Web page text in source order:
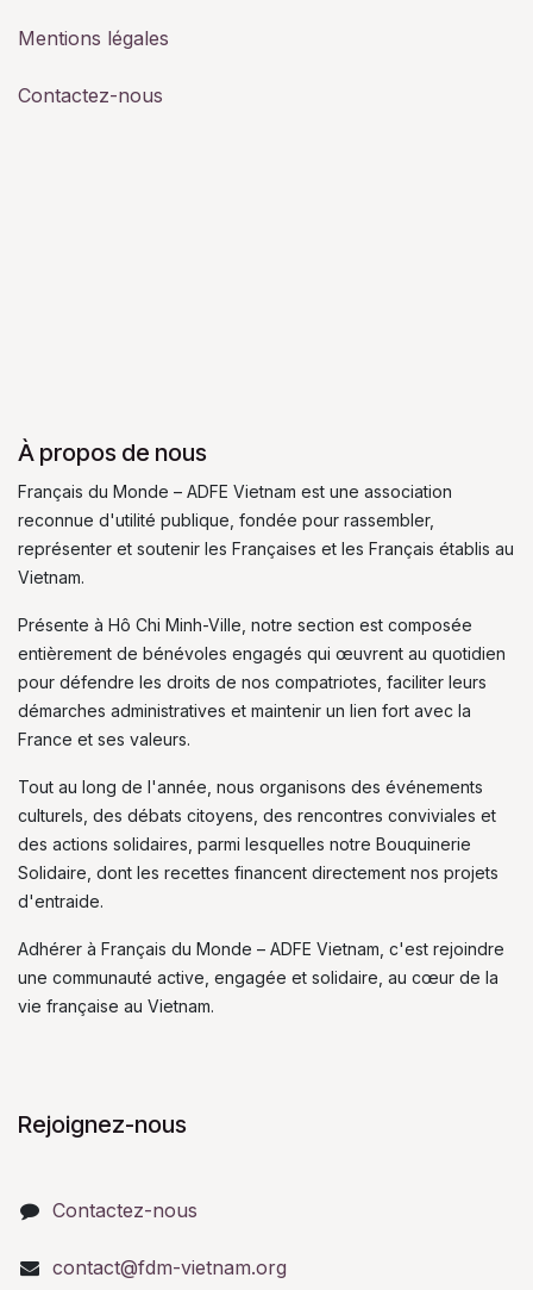
Mentions légales
Contactez-nous
À propos de nous
Français du Monde – ADFE Vietnam est une association
reconnue d'utilité publique, fondée pour rassembler,
représenter et soutenir les Françaises et les Français établis au
Vietnam.
Présente à Hô Chi Minh-Ville, notre section est composée
entièrement de bénévoles engagés qui œuvrent au quotidien
pour défendre les droits de nos compatriotes, faciliter leurs
démarches administratives et maintenir un lien fort avec la
France et ses valeurs.
Tout au long de l'année, nous organisons des événements
culturels, des débats citoyens, des rencontres conviviales et
des actions solidaires, parmi lesquelles notre Bouquinerie
Solidaire, dont les recettes financent directement nos projets
d'entraide.
Adhérer à Français du Monde – ADFE Vietnam, c'est rejoindre
une communauté active, engagée et solidaire, au cœur de la
vie française au Vietnam.
Rejoignez-nous
Contactez-nous
contact@fdm-vietnam.org